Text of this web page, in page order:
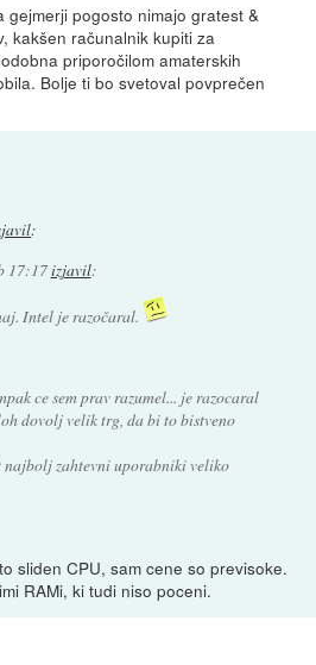
gejmerji pogosto nimajo gratest &
kakšen računalnik kupiti za
priporočilom amaterskih
Bolje ti bo svetoval povprečen
:
17:17izjavil:
Intel je razočaral.
ce sem prav razumel... je razocaral
dovolj velik trg, da bi to bistveno
najbolj zahtevni uporabniki veliko
sliden CPU, sam cene so previsoke.
RAMi, ki tudi niso poceni.